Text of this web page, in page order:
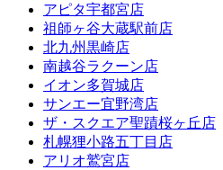
アピタ宇都宮店
祖師ヶ谷大蔵駅前店
北九州黒崎店
南越谷ラクーン店
イオン多賀城店
サンエー宜野湾店
ザ・スクエア聖蹟桜ヶ丘店
札幌狸小路五丁目店
アリオ鷲宮店